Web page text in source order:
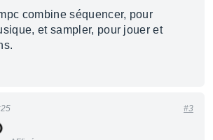
combine séquencer, pour
et sampler, pour jouer et
#3